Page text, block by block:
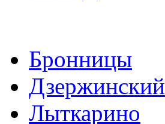
Бронницы
Дзержинский
Лыткарино